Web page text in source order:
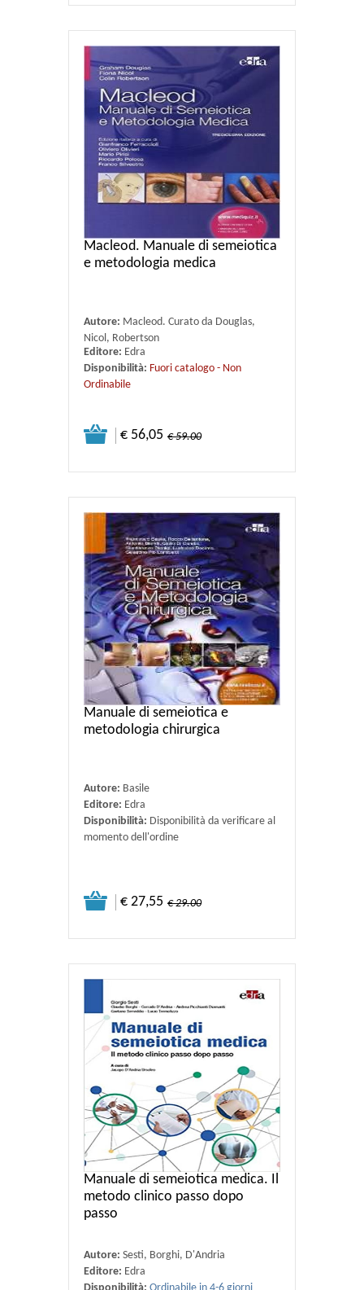
Macleod. Manuale di semeiotica
e metodologia medica
Autore: Macleod. Curato da Douglas,
Nicol, Robertson
Editore: Edra
Disponibilità: Fuori catalogo - Non
Ordinabile
€ 56,05 € 59.00
Manuale di semeiotica e
metodologia chirurgica
Autore: Basile
Editore: Edra
Disponibilità: Disponibilità da verificare al
momento dell'ordine
€ 27,55 € 29.00
Manuale di semeiotica medica. Il
metodo clinico passo dopo
passo
Autore: Sesti, Borghi, D'Andria
Editore: Edra